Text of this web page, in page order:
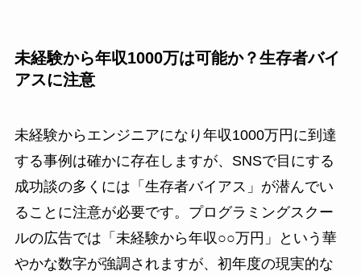
未経験から年収1000万は可能か？生存者バイ
アスに注意
未経験からエンジニアになり年収1000万円に到達
する事例は確かに存在しますが、SNSで目にする
成功談の多くには「生存者バイアス」が潜んでい
ることに注意が必要です。プログラミングスクー
ルの広告では「未経験から年収○○万円」という華
やかな数字が強調されますが、初年度の現実的な